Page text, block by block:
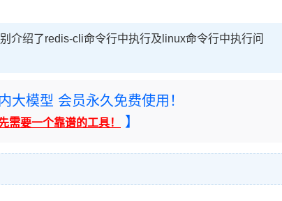
介绍了redis-cli命令行中执行及linux命令行中执行问
大模型 会员永久免费使用！
需要一个靠谱的工具！ 】